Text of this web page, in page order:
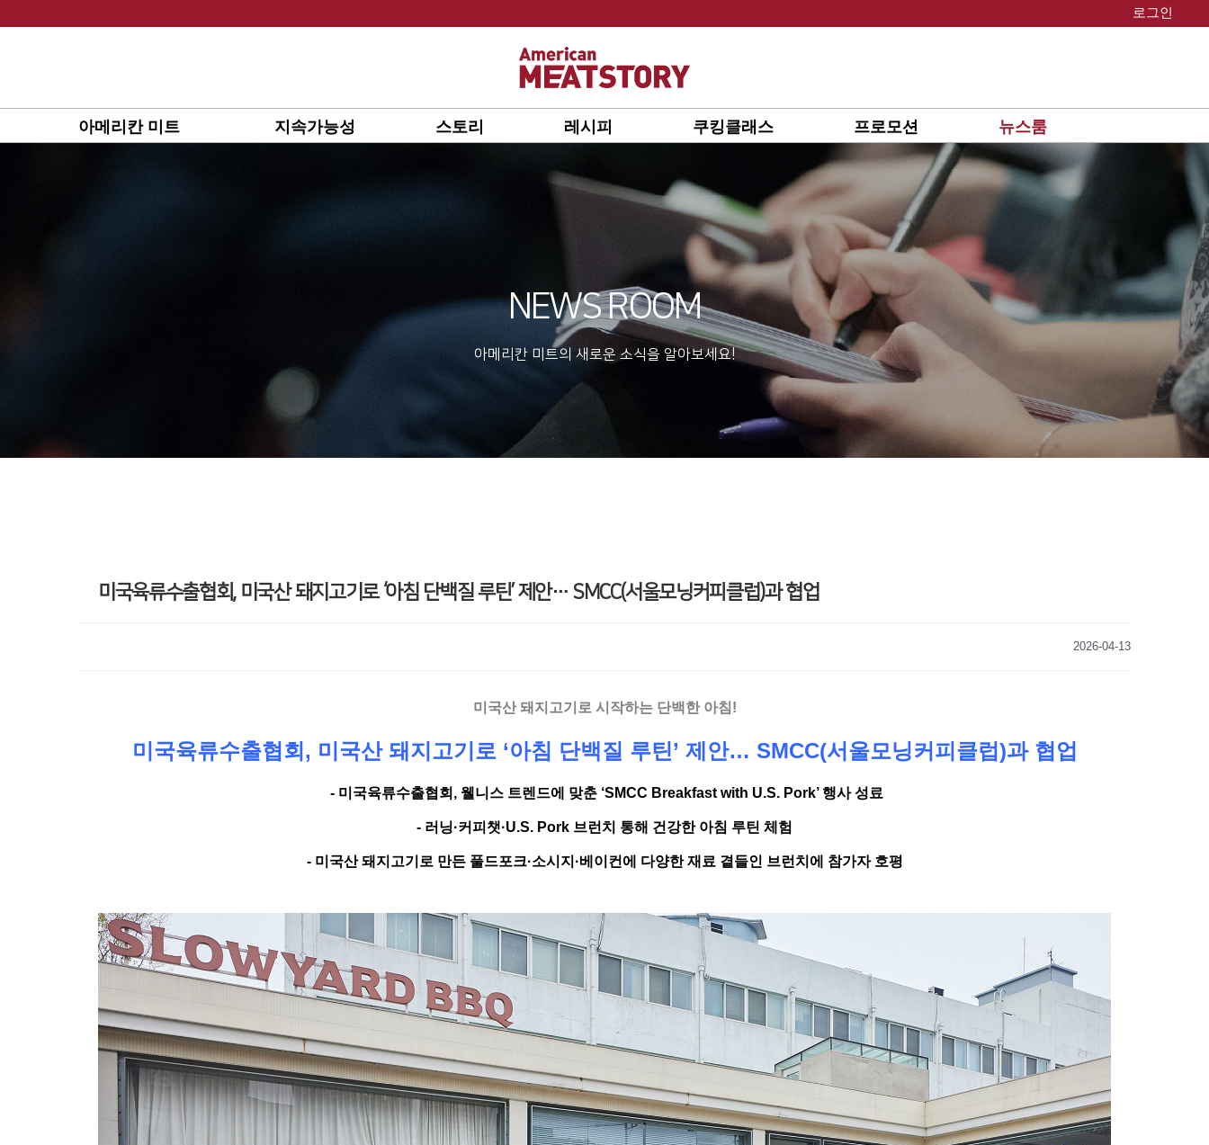
로그인
아메리칸 미트 지속가능성 스토리 레시피 쿠킹클래스 프로모션 뉴스룸
NEWS ROOM
아메리칸 미트의 새로운 소식을 알아보세요!
미국육류수출협회, 미국산 돼지고기로 ‘아침 단백질 루틴’ 제안… SMCC(서울모닝커피클럽)과 협업
2026-04-13
미국산 돼지고기로 시작하는 단백한 아침!
미국육류수출협회, 미국산 돼지고기로 ‘아침 단백질 루틴’ 제안… SMCC(서울모닝커피클럽)과 협업
- 미국육류수출협회, 웰니스 트렌드에 맞춘 ‘SMCC Breakfast with U.S. Pork’ 행사 성료
- 러닝·커피챗·U.S. Pork 브런치 통해 건강한 아침 루틴 체험
- 미국산 돼지고기로 만든 풀드포크·소시지·베이컨에 다양한 재료 곁들인 브런치에 참가자 호평